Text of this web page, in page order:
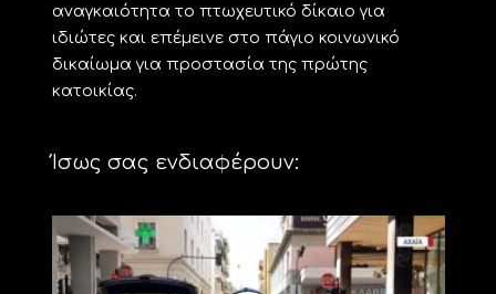
αναγκαιότητα το πτωχευτικό δίκαιο για
ιδιώτες και επέμεινε στο πάγιο κοινωνικό
δικαίωμα για προστασία της πρώτης
κατοικίας.
Ίσως σας ενδιαφέρουν: